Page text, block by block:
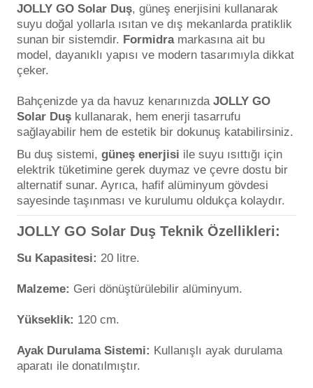
JOLLY GO Solar Duş, güneş enerjisini kullanarak
suyu doğal yollarla ısıtan ve dış mekanlarda pratiklik
sunan bir sistemdir. Formidramarkasına ait bu
model, dayanıklı yapısı ve modern tasarımıyla dikkat
çeker.
Bahçenizde ya da havuz kenarınızda JOLLY GO
Solar Duş kullanarak, hem enerji tasarrufu
sağlayabilir hem de estetik bir dokunuş katabilirsiniz.
Bu duş sistemi, güneş enerjisi ile suyu ısıttığı için
elektrik tüketimine gerek duymaz ve çevre dostu bir
alternatif sunar. Ayrıca, hafif alüminyum gövdesi
sayesinde taşınması ve kurulumu oldukça kolaydır.
JOLLY GO Solar Duş Teknik Özellikleri:
Su Kapasitesi: 20 litre.
Malzeme: Geri dönüştürülebilir alüminyum.
Yükseklik: 120 cm.
Ayak Durulama Sistemi: Kullanışlı ayak durulama
aparatı ile donatılmıştır.